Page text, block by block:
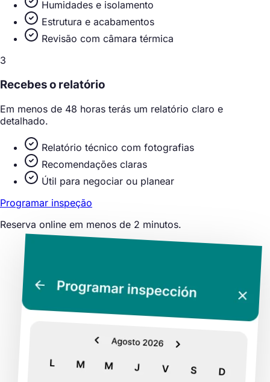
Humidades e isolamento
Estrutura e acabamentos
Revisão com câmara térmica
3
Recebes o relatório
Em menos de 48 horas terás um relatório claro e
detalhado.
Relatório técnico com fotografias
Recomendações claras
Útil para negociar ou planear
Programar inspeção
Reserva online em menos de 2 minutos.